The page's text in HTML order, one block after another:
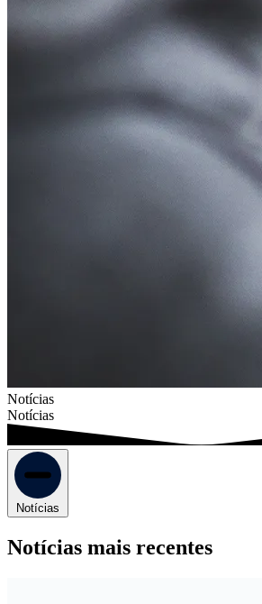
Notícias
Notícias
Notícias
Notícias mais recentes